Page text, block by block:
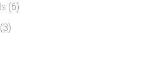
66
33